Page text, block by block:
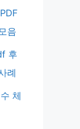
음
후
례
체